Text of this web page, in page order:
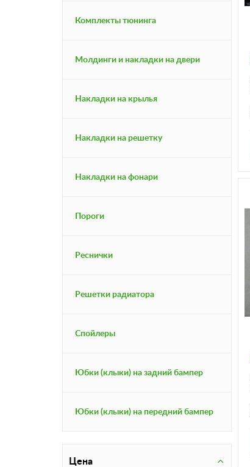
Комплекты тюнинга
Молдинги и накладки на двери
Накладки на крылья
Накладки на решетку
Накладки на фонари
Пороги
Реснички
Решетки радиатора
Спойлеры
Юбки (клыки) на задний бампер
Юбки (клыки) на передний бампер
Цена